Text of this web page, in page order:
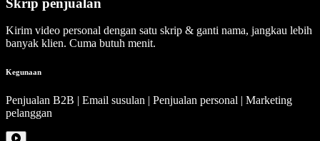
Kirim video personal dengan satu skrip & ganti nama, jangkau lebih
banyak klien. Cuma butuh menit.
Kegunaan
Penjualan B2B | Email susulan | Penjualan personal | Marketing
pelanggan